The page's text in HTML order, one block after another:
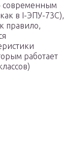
современным
в I-ЭПУ-73С),
правило,
работает